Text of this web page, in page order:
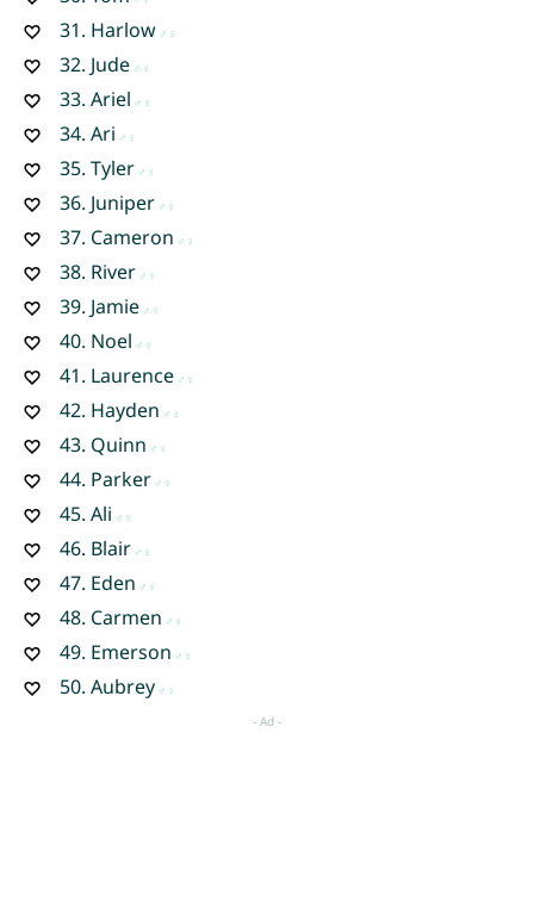
31. Harlow
32. Jude
33. Ariel
34. Ari
35. Tyler
36. Juniper
37. Cameron
38. River
39. Jamie
40. Noel
41. Laurence
42. Hayden
43. Quinn
44. Parker
45. Ali
46. Blair
47. Eden
48. Carmen
49. Emerson
50. Aubrey